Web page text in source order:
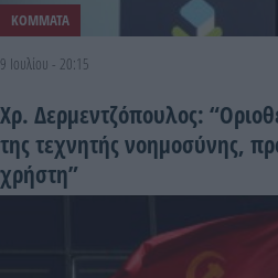
ΚΟΜΜΑΤΑ
9 Ιουλίου - 20:15
Χρ. Δερμεντζόπουλος:
της τεχνητής νοημοσύνης,
χρήστη”